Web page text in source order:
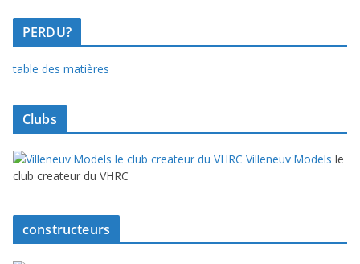
PERDU?
table des matières
Clubs
Villeneuv'Models le
club createur du VHRC
constructeurs